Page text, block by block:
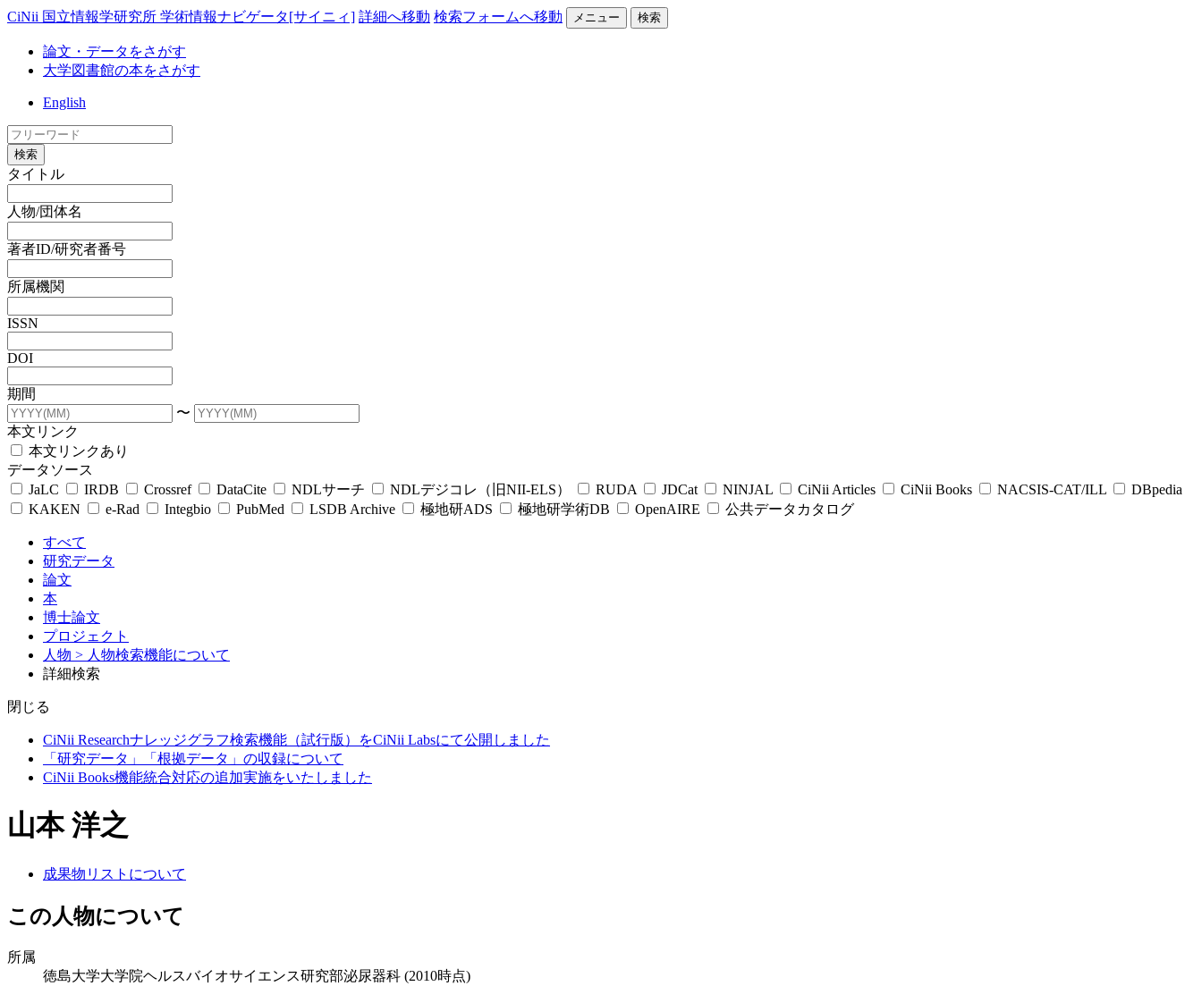
CiNii 国立情報学研究所 学術情報ナビゲータ[サイニィ] 詳細へ移動 検索フォームへ移動 メニュー 検索
論文・データをさがす
大学図書館の本をさがす
English
検索
タイトル
人物/団体名
著者ID/研究者番号
所属機関
ISSN
DOI
期間
〜
本文リンク
本文リンクあり
データソース
JaLC
IRDB Crossref DataCite NDLサーチ NDLデジコレ（旧NII-ELS） RUDA JDCat NINJAL CiNii Articles CiNii Books NACSIS-CAT/ILL
DBpedia
KAKEN
e-Rad Integbio PubMed LSDB Archive 極地研ADS 極地研学術DB OpenAIRE 公共データカタログ
すべて
研究データ
論文
本
博士論文
プロジェクト
人物 > 人物検索機能について
詳細検索
閉じる
CiNii Researchナレッジグラフ検索機能（試行版）をCiNii Labsにて公開しました
「研究データ」「根拠データ」の収録について
CiNii Books機能統合対応の追加実施をいたしました
山本 洋之
成果物リストについて
この人物について
所属
徳島大学大学院ヘルスバイオサイエンス研究部泌尿器科 (2010時点)